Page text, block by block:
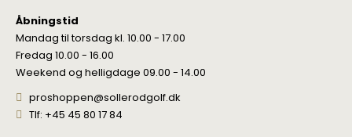
Åbningstid
Mandag til torsdag kl. 10.00 - 17.00
Fredag 10.00 - 16.00
Weekend og helligdage 09.00 - 14.00
proshoppen@sollerodgolf.dk
Tlf: +45 45 80 17 84